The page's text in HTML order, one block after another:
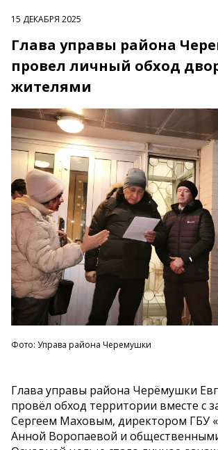
15 ДЕКАБРЯ 2025
Глава управы района
провел личный обход
жителями
Фото: Управа района Черемушки
Глава управы района Черёмушки
провёл обход территории вместе с
Сергеем Маховым, директором ГБУ «
Анной Воропаевой и